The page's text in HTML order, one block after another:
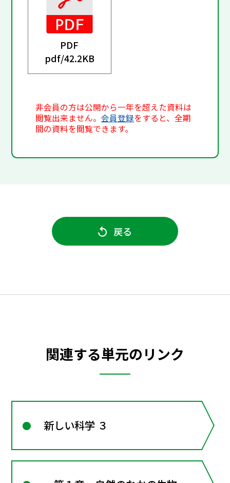
PDF
pdf/42.2KB
非会員の方は公開から一年を超えた資料は
閲覧出来ません。会員登録をすると、全期
間の資料を閲覧できます。
戻る
関連する単元のリンク
新しい科学 ３